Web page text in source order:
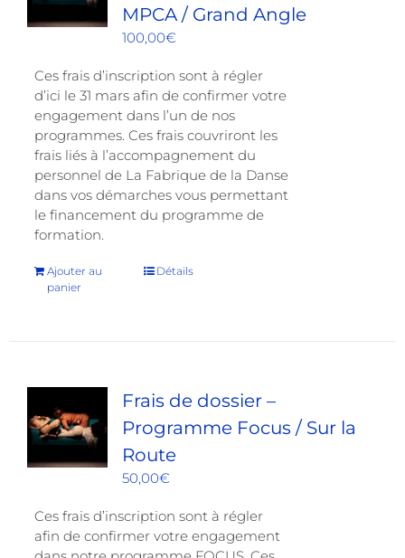
MPCA / Grand Angle
100,00€
Ces frais d’inscription sont à régler
d’ici le 31 mars afin de confirmer votre
engagement dans l’un de nos
programmes. Ces frais couvriront les
frais liés à l’accompagnement du
personnel de La Fabrique de la Danse
dans vos démarches vous permettant
le financement du programme de
formation.
Ajouter au
panier
Détails
Frais de dossier –
Programme Focus / Sur la
Route
50,00€
Ces frais d’inscription sont à régler
afin de confirmer votre engagement